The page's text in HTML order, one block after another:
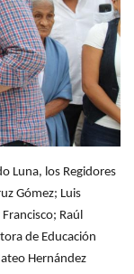
Luna, los Regidores
Gómez; Luis
Raúl
de Educación
Hernández